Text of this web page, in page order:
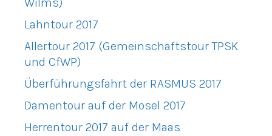
Lahntour 2017
Allertour 2017 (Gemeinschaftstour TPSK
und CfWP)
Überführungsfahrt der RASMUS 2017
Damentour auf der Mosel 2017
Herrentour 2017 auf der Maas